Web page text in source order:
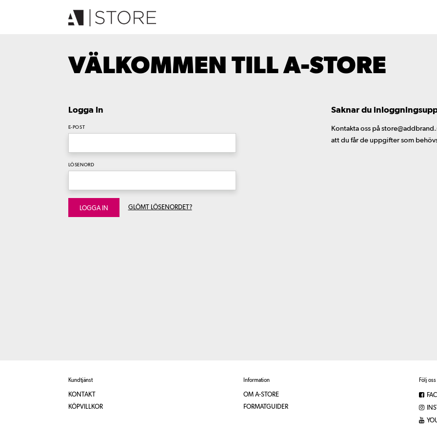
VÄLKOMMEN TILL A-STORE
Logga In
E-POST
LÖSENORD
LOGGA IN GLÖMT LÖSENORDET?
Saknar du
Kontakta oss på
att du får de uppgifter som
Kundtjänst
KONTAKT
KÖPVILLKOR
Information
OM A-STORE
FORMATGUIDER
Följ oss